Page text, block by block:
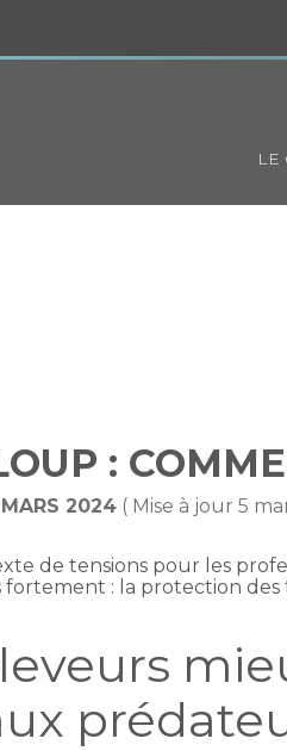
LE
:
2024 ( Mise à jour 5
de tensions pour les
fortement : la protection